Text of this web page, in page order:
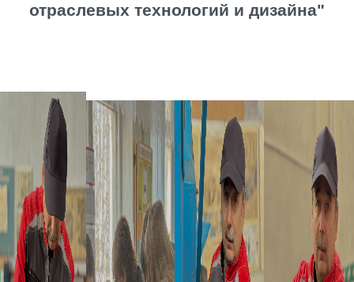
отраслевых технологий и дизайна"